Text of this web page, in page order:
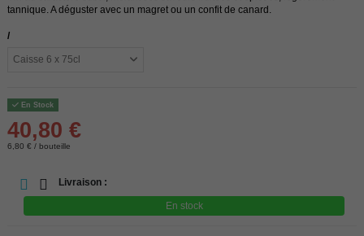
tannique. A déguster avec un magret ou un confit de canard.
/
En Stock
40,80 €
6,80 € / bouteille
Livraison :
En stock